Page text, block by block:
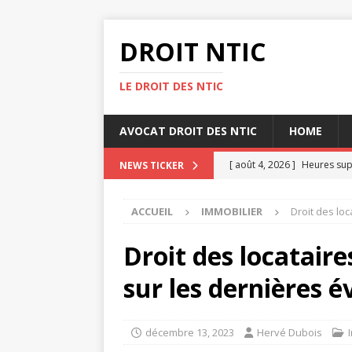
DROIT NTIC
LE DROIT DES NTIC
AVOCAT DROIT DES NTIC HOME
NEWS TICKER [ août 4, 2026 ] Heures
[ juillet 27, 2026 ] Heures
[ juillet 23, 2026 ]
Top 10
Quand
ACCUEIL IMMOBILIER Droit des
Droit des
sur les dernières
décembre 13, 2023 Hervé Dubois